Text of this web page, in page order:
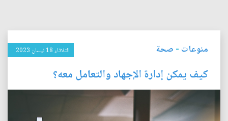
منوعات - صحة الثلاثاء 18 نيسان 2023
كيف يمكن إدارة الإجهاد والتعامل معه؟